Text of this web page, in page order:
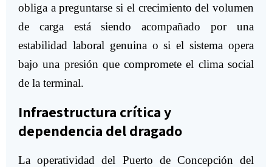
obliga a preguntarse si el crecimiento del volumen
de carga está siendo acompañado por una
estabilidad laboral genuina o si el sistema opera
bajo una presión que compromete el clima social
de la terminal.
Infraestructura crítica y
dependencia del dragado
La operatividad del Puerto de Concepción del